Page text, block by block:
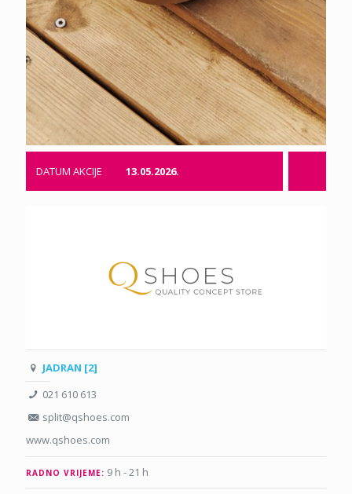
DATUM AKCIJE 13.05.2026.
JADRAN [2]
021 610 613
split@qshoes.com
www.qshoes.com
RADNO VRIJEME: 9 h - 21 h